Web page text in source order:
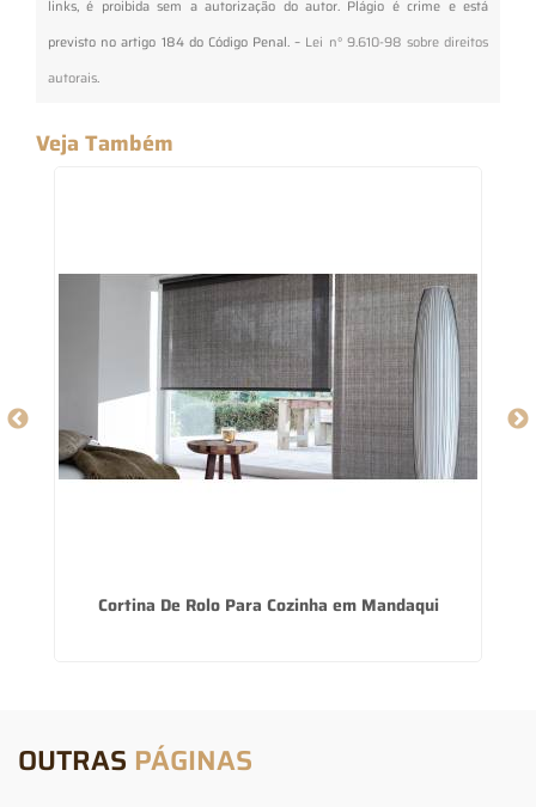
links, é proibida sem a autorização do autor. Plágio é crime e está
previsto no artigo 184 do Código Penal. – Lei n° 9.610-98 sobre direitos
autorais.
Veja Também
Cortina De Rolo Para Cozinha em Mandaqui
OUTRAS PÁGINAS